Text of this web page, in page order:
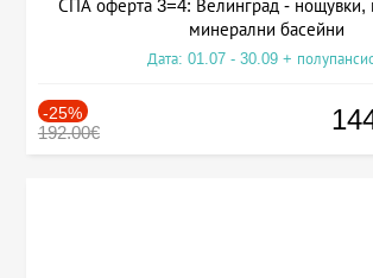
СПА оферта 3=4: Велинград - нощувки,
минерални басейни
Дата: 01.07 - 30.09 +
-25%
192.00€